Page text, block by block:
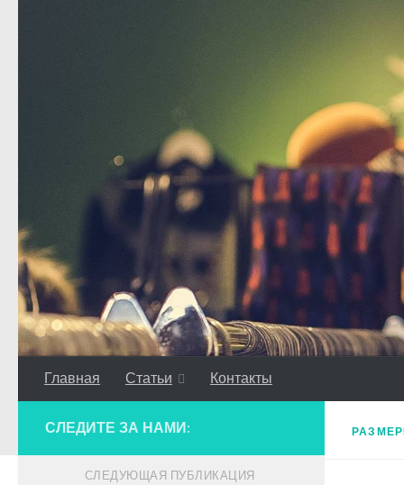
Главная Статьи Контакты
СЛЕДИТЕ ЗА НАМИ:
СЛЕДУЮЩАЯ ПУБЛИКАЦИЯ